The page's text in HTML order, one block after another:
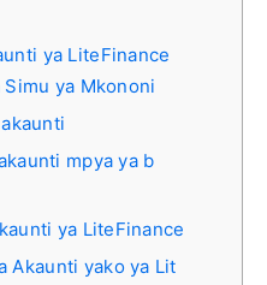
ya LiteFinance
ya Mkononi
mpya ya b
ya LiteFinance
Akaunti yako ya Lit